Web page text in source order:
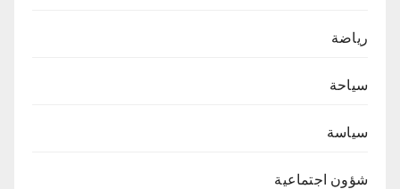
رياضة
سياحة
سياسة
شؤون اجتماعية